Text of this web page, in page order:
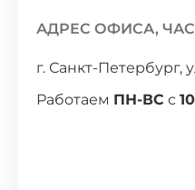
АДРЕС ОФИСА,
г. Санкт-Петербург,
Работаем ПН-ВС с